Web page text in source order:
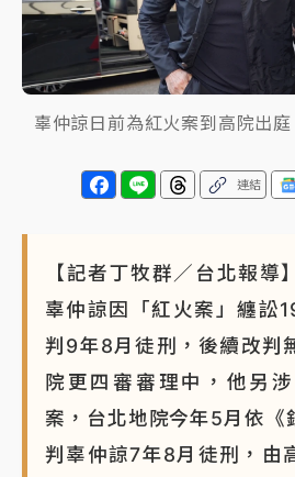
辜仲諒日前為紅火案到高院出
連結
【記者丁牧群／台北報導
辜仲諒因「紅火案」纏訟
判9年8月徒刑，後續改判
院更四審審理中，他另
案，台北地院今年5月依《
判辜仲諒7年8月徒刑，由